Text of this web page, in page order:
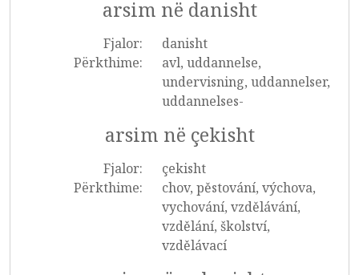
arsim në danisht
Fjalor:
danisht
Përkthime:
avl, uddannelse,
undervisning, uddannelser,
uddannelses-
arsim në çekisht
Fjalor:
çekisht
Përkthime:
chov, pěstování, výchova,
vychování, vzdělávání,
vzdělání, školství,
vzdělávací